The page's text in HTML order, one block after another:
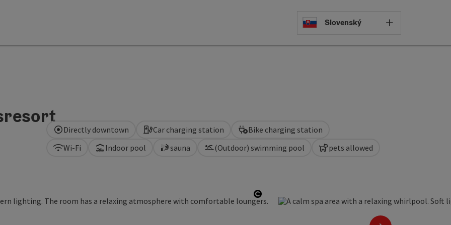
Select
Slovenský
Open copyright
Wi-Fi Indoor pool sauna (Outdoor) swimming pool pets allowed
Directly downtown Car charging station Bike charging station